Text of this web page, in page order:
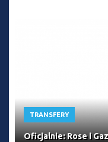
TRANSFERY
Oficjalnie: Rose i